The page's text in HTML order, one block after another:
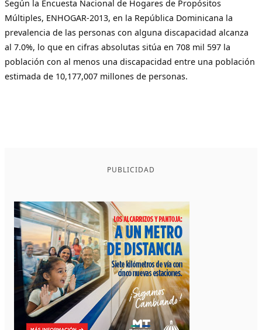
Según la Encuesta Nacional de Hogares de Propósitos
Múltiples, ENHOGAR-2013, en la República Dominicana la
prevalencia de las personas con alguna discapacidad alcanza
al 7.0%, lo que en cifras absolutas sitúa en 708 mil 597 la
población con al menos una discapacidad entre una población
estimada de 10,177,007 millones de personas.
PUBLICIDAD